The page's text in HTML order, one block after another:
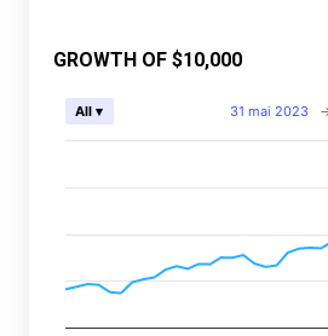
GROWTH OF $10,000
Chart
View as data table, Chart
The chart has 2 X axes
The chart has 2 Y axes
31 mai 2023
All ▾